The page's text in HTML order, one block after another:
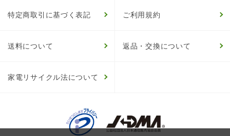
特定商取引に基づく表記 ご利用規約
送料について 返品・交換について
家電リサイクル法について